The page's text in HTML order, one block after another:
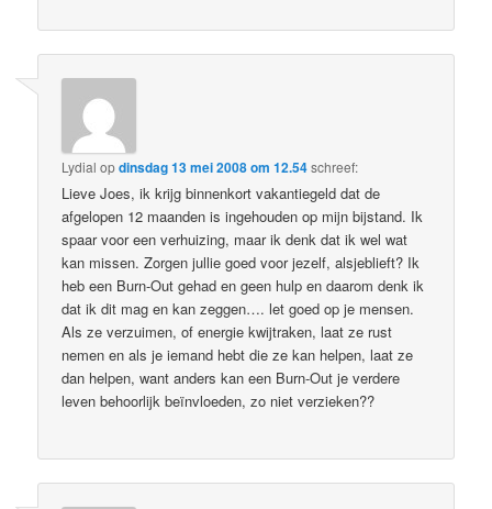
Lydial opdinsdag 13 mei 2008 om 12.54schreef:
Lieve Joes, ik krijg binnenkort vakantiegeld dat de
afgelopen 12 maanden is ingehouden op mijn bijstand. Ik
spaar voor een verhuizing, maar ik denk dat ik wel wat
kan missen. Zorgen jullie goed voor jezelf, alsjeblieft? Ik
heb een Burn-Out gehad en geen hulp en daarom denk ik
dat ik dit mag en kan zeggen…. let goed op je mensen.
Als ze verzuimen, of energie kwijtraken, laat ze rust
nemen en als je iemand hebt die ze kan helpen, laat ze
dan helpen, want anders kan een Burn-Out je verdere
leven behoorlijk beïnvloeden, zo niet verzieken??